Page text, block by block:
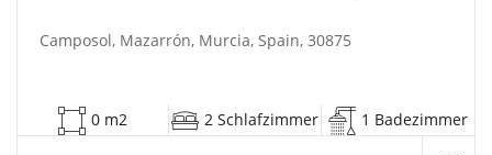
Camposol, Mazarrón, Murcia, Spain, 30875
0 m2 2 Schlafzimmer 1 Badezimmer